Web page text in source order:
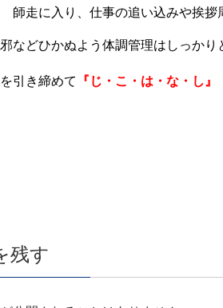
走に入り、仕事の追い込みや挨拶
などひかぬよう体調管理はしっかり
引き締めて 『 じ・こ・は・な・し 』
残す